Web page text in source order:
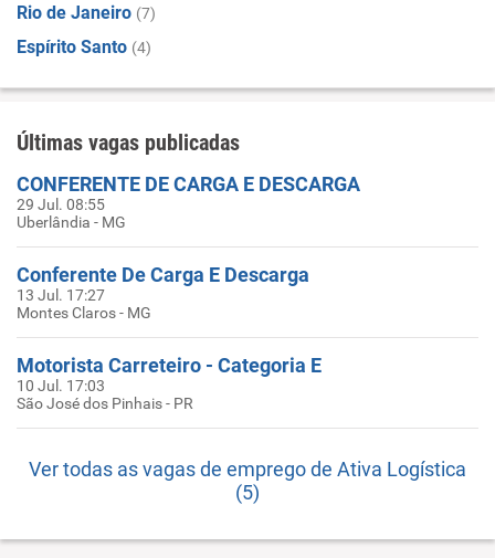
Rio de Janeiro (7)
Espírito Santo (4)
Últimas vagas publicadas
CONFERENTE DE CARGA E DESCARGA
29 Jul. 08:55
Uberlândia - MG
Conferente De Carga E Descarga
13 Jul. 17:27
Montes Claros - MG
Motorista Carreteiro - Categoria E
10 Jul. 17:03
São José dos Pinhais - PR
Ver todas as vagas de emprego de Ativa Logística
(5)